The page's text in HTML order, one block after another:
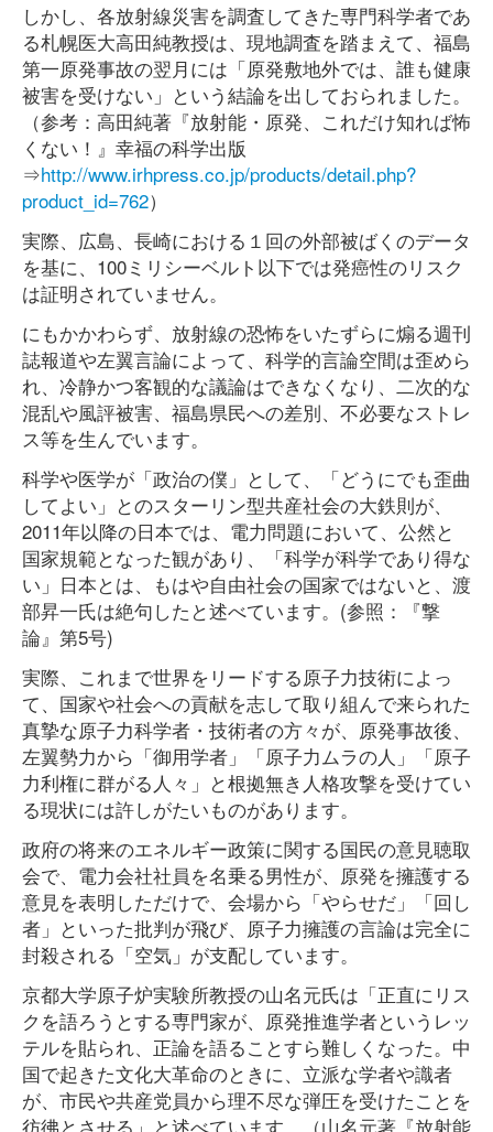
しかし、各放射線災害を調査してきた専門科学者であ
る札幌医大高田純教授は、現地調査を踏まえて、福島
第一原発事故の翌月には「原発敷地外では、誰も健康
被害を受けない」という結論を出しておられました。
（参考：高田純著『放射能・原発、これだけ知れば怖
くない！』幸福の科学出版
⇒http://www.irhpress.co.jp/products/detail.php?
product_id=762）
実際、広島、長崎における１回の外部被ばくのデータ
を基に、100ミリシーベルト以下では発癌性のリスク
は証明されていません。
にもかかわらず、放射線の恐怖をいたずらに煽る週刊
誌報道や左翼言論によって、科学的言論空間は歪めら
れ、冷静かつ客観的な議論はできなくなり、二次的な
混乱や風評被害、福島県民への差別、不必要なストレ
ス等を生んでいます。
科学や医学が「政治の僕」として、「どうにでも歪曲
してよい」とのスターリン型共産社会の大鉄則が、
2011年以降の日本では、電力問題において、公然と
国家規範となった観があり、「科学が科学であり得な
い」日本とは、もはや自由社会の国家ではないと、渡
部昇一氏は絶句したと述べています。(参照：『撃
論』第5号)
実際、これまで世界をリードする原子力技術によっ
て、国家や社会への貢献を志して取り組んで来られた
真摯な原子力科学者・技術者の方々が、原発事故後、
左翼勢力から「御用学者」「原子力ムラの人」「原子
力利権に群がる人々」と根拠無き人格攻撃を受けてい
る現状には許しがたいものがあります。
政府の将来のエネルギー政策に関する国民の意見聴取
会で、電力会社社員を名乗る男性が、原発を擁護する
意見を表明しただけで、会場から「やらせだ」「回し
者」といった批判が飛び、原子力擁護の言論は完全に
封殺される「空気」が支配しています。
京都大学原子炉実験所教授の山名元氏は「正直にリス
クを語ろうとする専門家が、原発推進学者というレッ
テルを貼られ、正論を語ることすら難しくなった。中
国で起きた文化大革命のときに、立派な学者や識者
が、市民や共産党員から理不尽な弾圧を受けたことを
彷彿とさせる」と述べています。（山名元著『放射能